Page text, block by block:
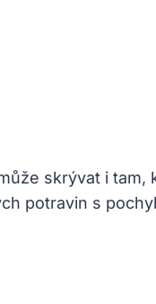
skrývat i tam,
potravin s